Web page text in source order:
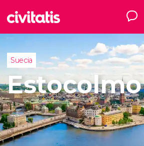
Suecia
Estocolmo